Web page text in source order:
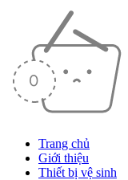
Trang chủ
Giới thiệu
Thiết bị vệ sinh